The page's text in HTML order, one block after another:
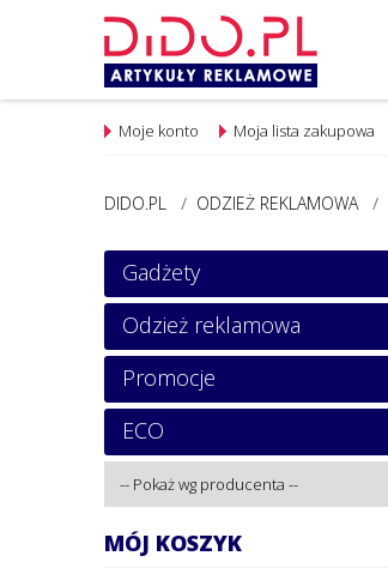
Moje konto Moja lista zakupowa
DIDO.PL / ODZIEŻ REKLAMOWA /
Gadżety
Odzież reklamowa
Promocje
ECO
MÓJ KOSZYK